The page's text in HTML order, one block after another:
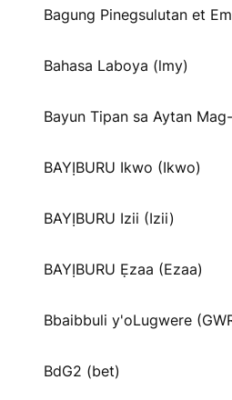
Bagung Pinegsulutan et
Bahasa Laboya (lmy)
Bayun Tipan sa Aytan
BAYỊBURU Ikwo (Ikwo)
BAYỊBURU Izii (Izii)
BAYỊBURU Ẹzaa (Ezaa)
Bbaibbuli y'oLugwere
BdG2 (bet)